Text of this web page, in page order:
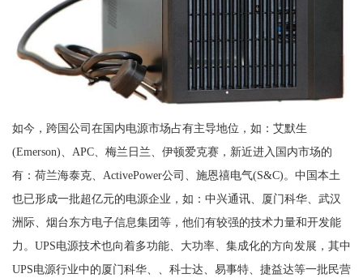
如今，跨国公司在国内电源市场占有主导地位，如：艾默生
(Emerson)、APC、梅兰日兰、伊顿爱克赛，新近进入国内市场的
有：荷兰海泰克、ActivePower公司、施恩禧电气(S&C)。中国本土
也已形成一批超亿元的电源企业，如：中兴通讯、厦门科华、武汉
洲际、烟台东方电子信息集团等，他们有较强的技术力量和开发能
力。UPS电源技术也向着多功能、大功率、集成化的方向发展，其中
UPS电源行业中的厦门科华、、科士达、易事特、捷益达等一批民营